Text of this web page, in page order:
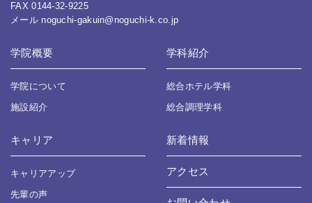
FAX 0144-32-9225
メール noguchi-gakuin@noguchi-k.co.jp
学院概要
学院について
施設紹介
学科紹介
総合ホテル学科
総合調理学科
キャリア
キャリアアップ
先輩の声
新着情報
アクセス